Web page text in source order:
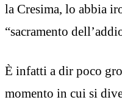
la Cresima, lo abbia
“sacramento
È infatti a dir poco
momento in cui si